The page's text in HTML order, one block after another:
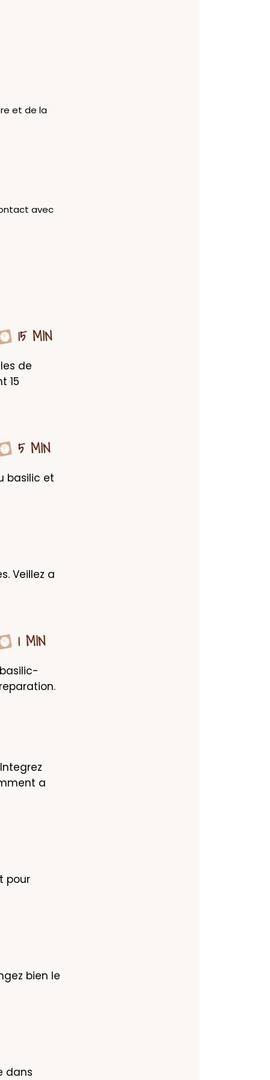
et de la
avec
15 MIN
de
15
5 MIN
basilic et
Veillez a
1 MIN
a
pour
bien le
dans